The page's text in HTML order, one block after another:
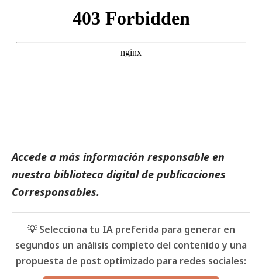
Accede a más información responsable en
nuestra biblioteca digital de publicaciones
Corresponsables.
💡 Selecciona tu IA preferida para generar en
segundos un análisis completo del contenido y una
propuesta de post optimizado para redes sociales: